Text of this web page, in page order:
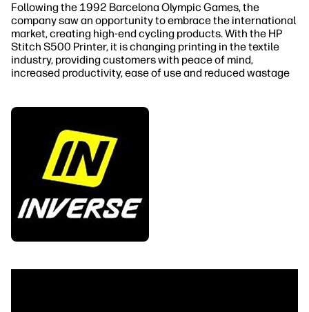
Following the 1992 Barcelona Olympic Games, the
company saw an opportunity to embrace the international
market, creating high-end cycling products. With the HP
Stitch S500 Printer, it is changing printing in the textile
industry, providing customers with peace of mind,
increased productivity, ease of use and reduced wastage